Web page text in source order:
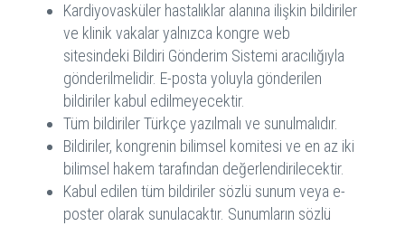
Kardiyovasküler hastalıklar alanına ilişkin bildiriler
ve klinik vakalar yalnızca kongre web
sitesindeki Bildiri Gönderim Sistemi aracılığıyla
gönderilmelidir. E-posta yoluyla gönderilen
bildiriler kabul edilmeyecektir.
Tüm bildiriler Türkçe yazılmalı ve sunulmalıdır.
Bildiriler, kongrenin bilimsel komitesi ve en az iki
bilimsel hakem tarafından değerlendirilecektir.
Kabul edilen tüm bildiriler sözlü sunum veya e-
poster olarak sunulacaktır. Sunumların sözlü